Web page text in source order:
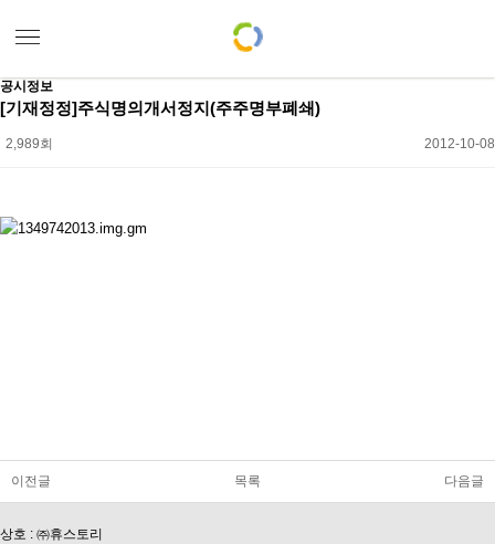
공시정보
[기재정정]주식명의개서정지(주주명부폐쇄)
2012-10-08
2,989회
본문
이전글 다음글
목록
상호 : ㈜휴스토리